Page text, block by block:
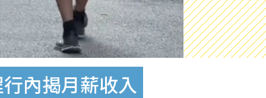
內揭月薪收入